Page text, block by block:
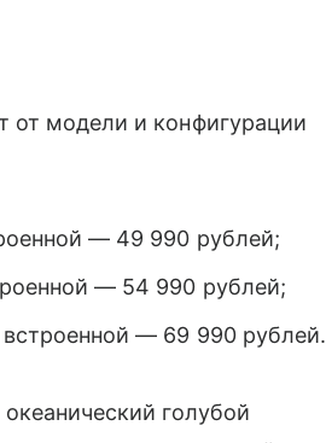
от модели и конфигурации
— 49 990 рублей;
— 54 990 рублей;
— 69 990 рублей.
голубой